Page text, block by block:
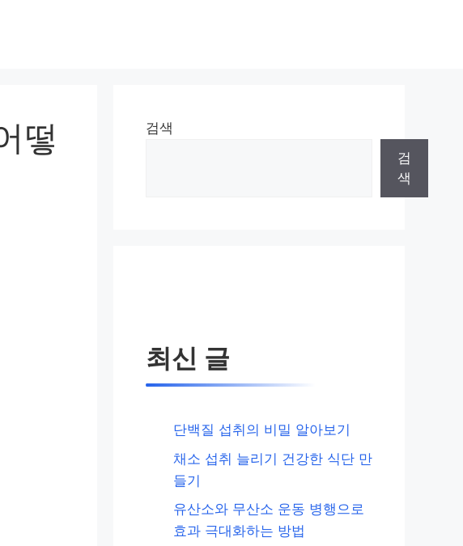
떻
검색
검
색
최신 글
단백질 섭취의 비밀 알아보기
채소 섭취 늘리기 건강한 식단 만
들기
유산소와 무산소 운동 병행으로
효과 극대화하는 방법